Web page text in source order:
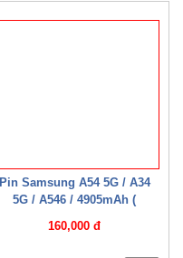
Pin Samsung A54 5G / A34
5G / A546 / 4905mAh (
160,000 đ